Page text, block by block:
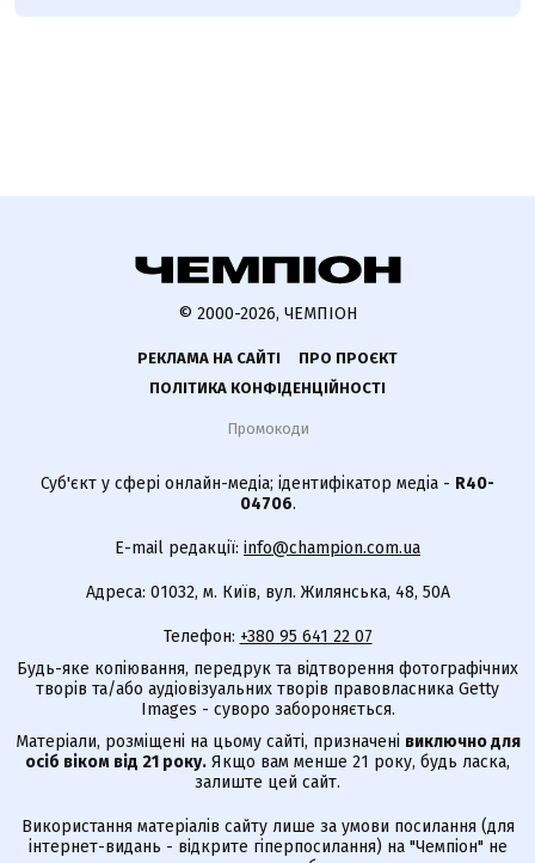
© 2000-2026, ЧЕМПІОН
РЕКЛАМА НА САЙТІ
ПРО ПРОЄКТ
ПОЛІТИКА КОНФІДЕНЦІЙНОСТІ
Промокоди
Суб'єкт у сфері онлайн-медіа; ідентифікатор медіа - R40-
04706.
E-mail редакції: info@champion.com.ua
Адреса: 01032, м. Київ, вул. Жилянська, 48, 50А
Телефон: +380 95 641 22 07
Будь-яке копіювання, передрук та відтворення фотографічних
творів та/або аудіовізуальних творів правовласника Getty
Images - суворо забороняється.
Матеріали, розміщені на цьому сайті, призначені виключно для
осіб віком від 21 року. Якщо вам менше 21 року, будь ласка,
залиште цей сайт.
Використання матеріалів сайту лише за умови посилання (для
інтернет-видань - відкрите гіперпосилання) на "Чемпіон" не